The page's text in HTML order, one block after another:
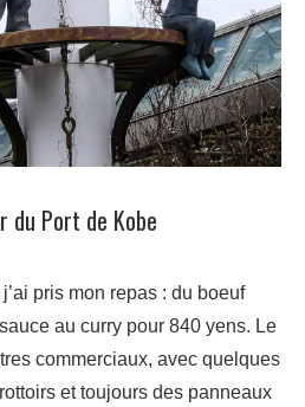
du Port de Kobe
pris mon repas : du boeuf
au curry pour 840 yens. Le
commerciaux, avec quelques
et toujours des panneaux